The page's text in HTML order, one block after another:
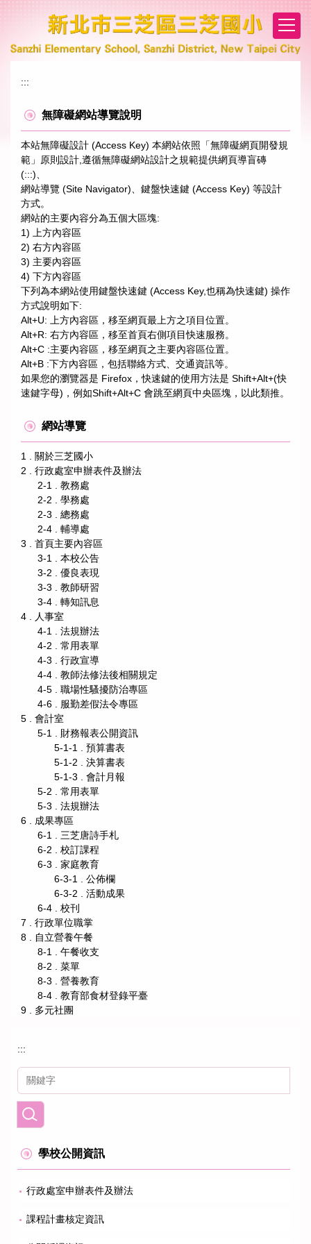
要
:::
無障礙網站導覽說明
本站無障礙設計 (Access Key) 本網站依照「無障礙網頁開發規
範」原則設計,遵循無障礙網站設計之規範提供網頁導盲磚
(:::)、
網站導覽 (Site Navigator)、鍵盤快速鍵 (Access Key) 等設計
方式。
網站的主要內容分為五個大區塊:
1) 上方內容區
2) 右方內容區
3) 主要內容區
4) 下方內容區
下列為本網站使用鍵盤快速鍵 (Access Key,也稱為快速鍵) 操作
方式說明如下:
Alt+U: 上方內容區，移至網頁最上方之項目位置。
Alt+R: 右方內容區，移至首頁右側項目快速服務。
Alt+C :主要內容區，移至網頁之主要內容區位置。
Alt+B :下方內容區，包括聯絡方式、交通資訊等。
如果您的瀏覽器是 Firefox，快速鍵的使用方法是 Shift+Alt+(快
速鍵字母)，例如Shift+Alt+C 會跳至網頁中央區塊，以此類推。
網站導覽
1 . 關於三芝國小
2 . 行政處室申辦表件及辦法
2-1 . 教務處
2-2 . 學務處
2-3 . 總務處
2-4 . 輔導處
3 . 首頁主要內容區
3-1 . 本校公告
3-2 . 優良表現
3-3 . 教師研習
3-4 . 轉知訊息
4 . 人事室
4-1 . 法規辦法
4-2 . 常用表單
4-3 . 行政宣導
4-4 . 教師法修法後相關規定
4-5 . 職場性騷擾防治專區
4-6 . 服勤差假法令專區
5 . 會計室
5-1 . 財務報表公開資訊
5-1-1 . 預算書表
5-1-2 . 決算書表
5-1-3 . 會計月報
5-2 . 常用表單
5-3 . 法規辦法
6 . 成果專區
6-1 . 三芝唐詩手札
6-2 . 校訂課程
6-3 . 家庭教育
6-3-1 . 公佈欄
6-3-2 . 活動成果
6-4 . 校刊
7 . 行政單位職掌
8 . 自立營養午餐
8-1 . 午餐收支
8-2 . 菜單
8-3 . 營養教育
8-4 . 教育部食材登錄平臺
9 . 多元社團
:::
學校公開資訊
行政處室申辦表件及辦法
課程計畫核定資訊